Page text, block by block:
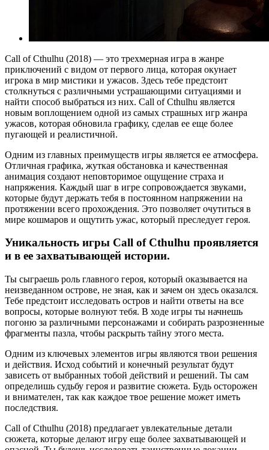
Call of Cthulhu (2018) — это трехмерная игра в жанре
приключений с видом от первого лица, которая окунает
игрока в мир мистики и ужасов. Здесь тебе предстоит
столкнуться с различными устрашающими ситуациями и
найти способ выбраться из них. Call of Cthulhu является
новым воплощением одной из самых страшных игр жанра
ужасов, которая обновила графику, сделав ее еще более
пугающей и реалистичной.
Одним из главных преимуществ игры является ее атмосфера.
Отличная графика, жуткая обстановка и качественная
анимация создают неповторимое ощущение страха и
напряжения. Каждый шаг в игре сопровождается звуками,
которые будут держать тебя в постоянном напряжении на
протяжении всего прохождения. Это позволяет очутиться в
мире кошмаров и ощутить ужас, который преследует героя.
Уникальность игры Call of Cthulhu проявляется
и в ее захватывающей истории.
Ты сыграешь роль главного героя, который оказывается на
неизведанном острове, не зная, как и зачем он здесь оказался.
Тебе предстоит исследовать остров и найти ответы на все
вопросы, которые волнуют тебя. В ходе игры ты начнешь
погоню за различными персонажами и собирать разрозненные
фрагменты пазла, чтобы раскрыть тайну этого места.
Одним из ключевых элементов игры являются твои решения
и действия. Исход событий и конечный результат будут
зависеть от выбранных тобой действий и решений. Ты сам
определишь судьбу героя и развитие сюжета. Будь осторожен
и внимателен, так как каждое твое решение может иметь
последствия.
Call of Cthulhu (2018) предлагает увлекательные детали
сюжета, которые делают игру еще более захватывающей и